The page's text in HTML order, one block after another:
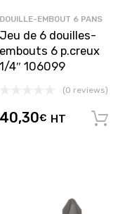
DOUILLE-EMBOUT 6 PANS
Jeu de 6 douilles-
embouts 6 p.creux
1/4″ 106099
(0 reviews)
40,30€ HT